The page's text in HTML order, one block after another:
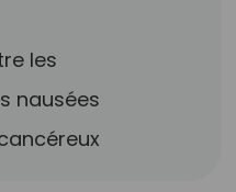
les
nausées